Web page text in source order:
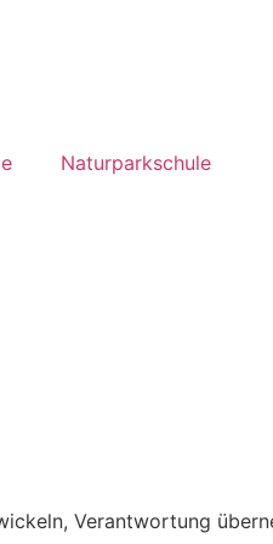
Naturparkschule
Verantwortung